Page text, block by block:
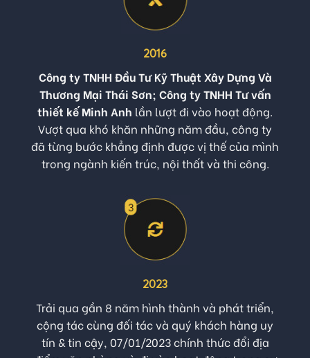
2016
Công ty TNHH Đầu Tư Kỹ Thuật Xây Dựng Và
Thương Mại Thái Sơn; Công ty TNHH Tư vấn
thiết kế Minh Anh lần lượt đi vào hoạt động.
Vượt qua khó khăn những năm đầu, công ty
đã từng bước khẳng định được vị thế của mình
trong ngành kiến trúc, nội thất và thi công.
2023
Trải qua gần 8 năm hình thành và phát triển,
cộng tác cùng đối tác và quý khách hàng uy
tín & tin cậy, 07/01/2023 chính thức đổi địa